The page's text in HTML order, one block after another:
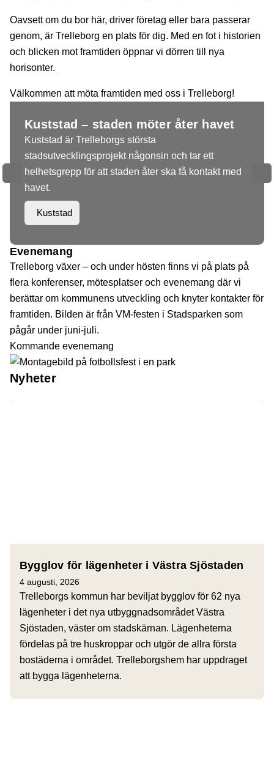
Oavsett om du bor här, driver företag eller bara passerar
genom, är Trelleborg en plats för dig. Med en fot i historien
och blicken mot framtiden öppnar vi dörren till nya
horisonter.
Välkommen att möta framtiden med oss i Trelleborg!
Kuststad – staden möter åter havet
Kuststad är Trelleborgs största
stadsutvecklingsprojekt någonsin och tar ett
helhetsgrepp för att staden åter ska få kontakt med
havet.
Kuststad
Evenemang
Trelleborg växer – och under hösten finns vi på plats på
flera konferenser, mötesplatser och evenemang där vi
berättar om kommunens utveckling och knyter kontakter för
framtiden. Bilden är från VM-festen i Stadsparken som
pågår under juni-juli.
Kommande evenemang
Nyheter
Bygglov för lägenheter i Västra Sjöstaden
4 augusti, 2026
Trelleborgs kommun har beviljat bygglov för 62 nya
lägenheter i det nya utbyggnadsområdet Västra
Sjöstaden, väster om stadskärnan. Lägenheterna
fördelas på tre huskroppar och utgör de allra första
bostäderna i området. Trelleborgshem har uppdraget
att bygga lägenheterna.